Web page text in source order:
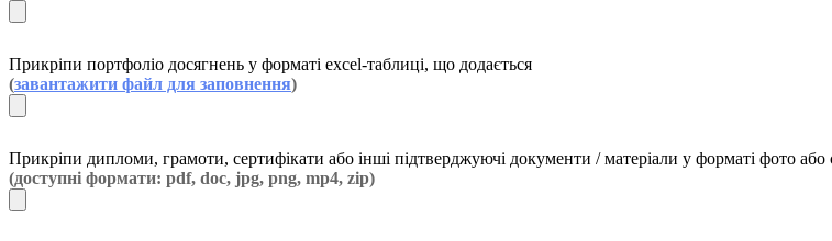
Прикріпи портфоліо досягнень у форматі excel-таблиці, що додається
(завантажити файл для заповнення)
Прикріпи дипломи, грамоти, сертифікати або інші підтверджуючі документи / матеріали у форматі фото або
(доступні формати: pdf, doc, jpg, png, mp4, zip)